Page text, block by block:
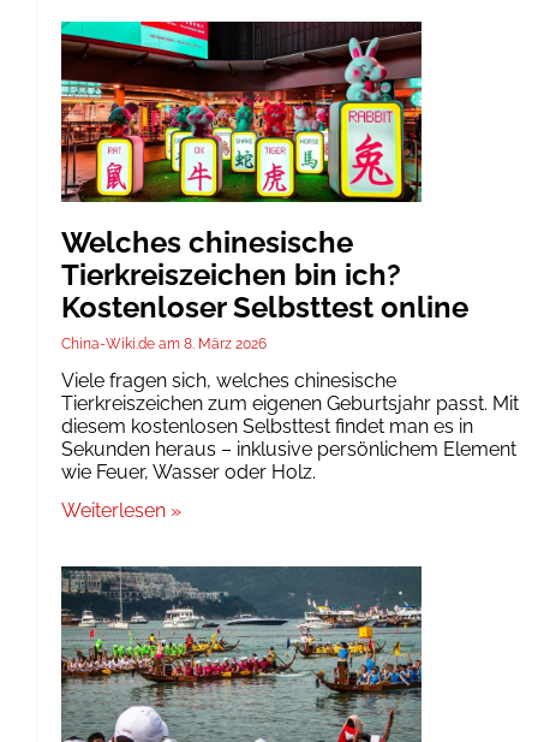
Welches chinesische
Tierkreiszeichen bin ich?
Kostenloser Selbsttest online
China-Wiki.de 8. März 2026
Viele fragen sich, welches chinesische
Tierkreiszeichen zum eigenen Geburtsjahr passt. Mit
diesem kostenlosen Selbsttest findet man es in
Sekunden heraus – inklusive persönlichem Element
wie Feuer, Wasser oder Holz.
Weiterlesen »